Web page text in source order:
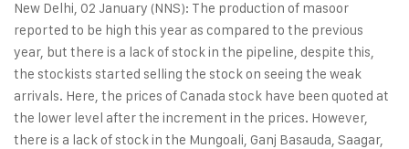
New Delhi, 02 January (NNS): The production of masoor
reported to be high this year as compared to the previous
year, but there is a lack of stock in the pipeline, despite this,
the stockists started selling the stock on seeing the weak
arrivals. Here, the prices of Canada stock have been quoted at
the lower level after the increment in the prices. However,
there is a lack of stock in the Mungoali, Ganj Basauda, Saagar,